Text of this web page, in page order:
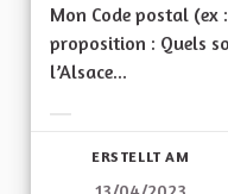
Mon Code postal
proposition : Quels
l’Alsace...
ERSTELLT AM